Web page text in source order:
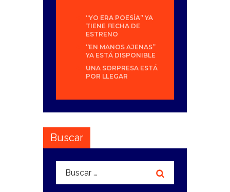
“YO ERA POESÍA” YA
TIENE FECHA DE
ESTRENO
“EN MANOS AJENAS”
YA ESTÁ DISPONIBLE
UNA SORPRESA ESTÁ
POR LLEGAR
Buscar
Buscar: